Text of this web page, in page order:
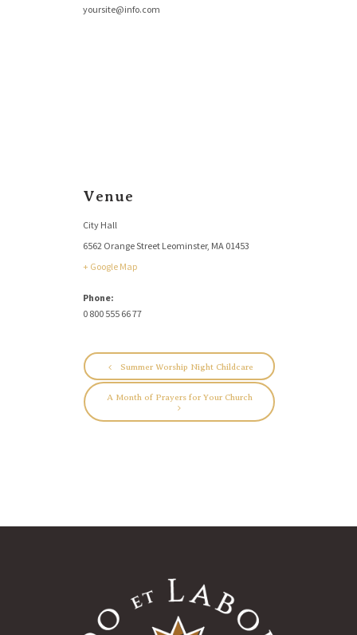
yoursite@info.com
Venue
City Hall
6562 Orange Street Leominster, MA 01453
+ Google Map
Phone:
0 800 555 66 77
Summer Worship Night Childcare
A Month of Prayers for Your Church